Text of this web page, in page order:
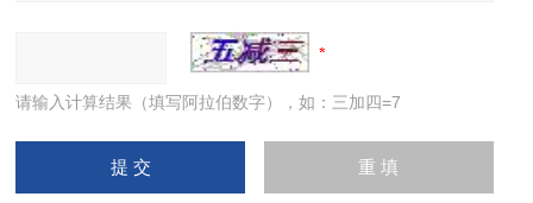
请输入计算结果（填写阿拉伯数字），如：三加四=7